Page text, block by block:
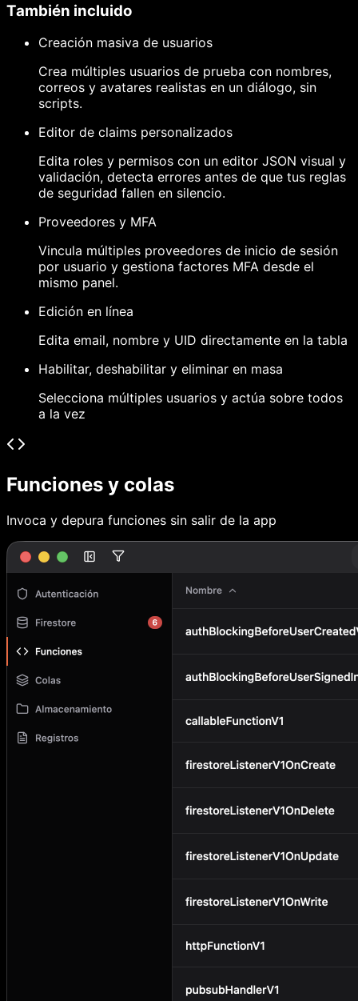
También incluido
Creación masiva de usuarios
Crea múltiples usuarios de prueba con nombres,
correos y avatares realistas en un diálogo, sin
scripts.
Editor de claims personalizados
Edita roles y permisos con un editor JSON visual y
validación, detecta errores antes de que tus reglas
de seguridad fallen en silencio.
Proveedores y MFA
Vincula múltiples proveedores de inicio de sesión
por usuario y gestiona factores MFA desde el
mismo panel.
Edición en línea
Edita email, nombre y UID directamente en la tabla
Habilitar, deshabilitar y eliminar en masa
Selecciona múltiples usuarios y actúa sobre todos
a la vez
Funciones y colas
Invoca y depura funciones sin salir de la app